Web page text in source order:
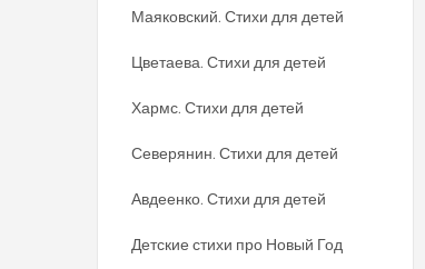
Маяковский. Стихи для детей
Цветаева. Стихи для детей
Хармс. Стихи для детей
Северянин. Стихи для детей
Авдеенко. Стихи для детей
Детские стихи про Новый Год